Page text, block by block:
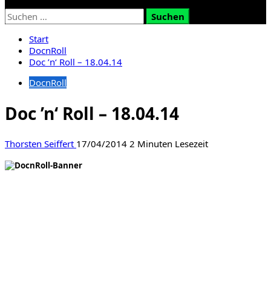
Suchen
nach:
Start
DocnRoll
Doc ’n‘ Roll – 18.04.14
DocnRoll
Doc ’n‘ Roll – 18.04.14
Thorsten Seiffert 17/04/2014 2 Minuten Lesezeit